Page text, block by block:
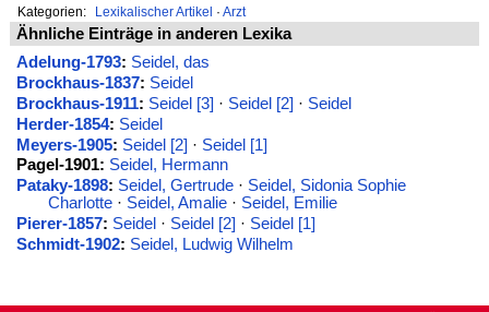
Kategorien:
Lexikalischer Artikel · Arzt
Ähnliche Einträge in anderen Lexika
Adelung-1793: Seidel, das
Brockhaus-1837: Seidel
Brockhaus-1911: Seidel [3] · Seidel [2] · Seidel
Herder-1854: Seidel
Meyers-1905: Seidel [2] · Seidel [1]
Pagel-1901: Seidel, Hermann
Pataky-1898: Seidel, Gertrude· Seidel, Sidonia Sophie
Charlotte· Seidel, Amalie· Seidel, Emilie
Pierer-1857: Seidel · Seidel [2] · Seidel [1]
Schmidt-1902: Seidel, Ludwig Wilhelm